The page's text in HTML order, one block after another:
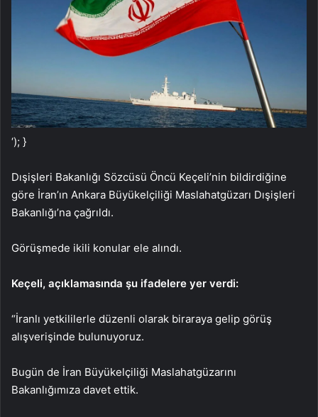
‘); }
Dışişleri Bakanlığı Sözcüsü Öncü Keçeli’nin bildirdiğine
göre İran’ın Ankara Büyükelçiliği Maslahatgüzarı Dışişleri
Bakanlığı’na çağrıldı.
Görüşmede ikili konular ele alındı.
Keçeli, açıklamasında şu ifadelere yer verdi:
“İranlı yetkililerle düzenli olarak biraraya gelip görüş
alışverişinde bulunuyoruz.
Bugün de İran Büyükelçiliği Maslahatgüzarını
Bakanlığımıza davet ettik.